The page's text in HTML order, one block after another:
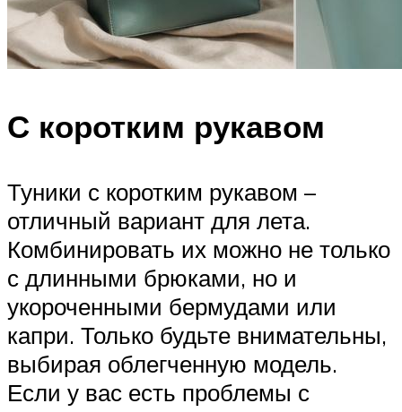
С коротким рукавом
Туники с коротким рукавом –
отличный вариант для лета.
Комбинировать их можно не только
с длинными брюками, но и
укороченными бермудами или
капри. Только будьте внимательны,
выбирая облегченную модель.
Если у вас есть проблемы с